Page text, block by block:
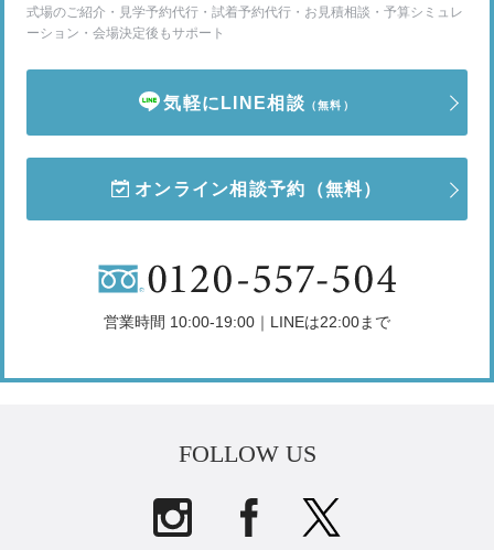
式場のご紹介・見学予約代行・試着予約代行・お見積相談・予算シミュレ
ーション・会場決定後もサポート
気軽にLINE相談 （無料）
オンライン相談予約 （無料）
営業時間 10:00-19:00｜LINEは22:00まで
FOLLOW US